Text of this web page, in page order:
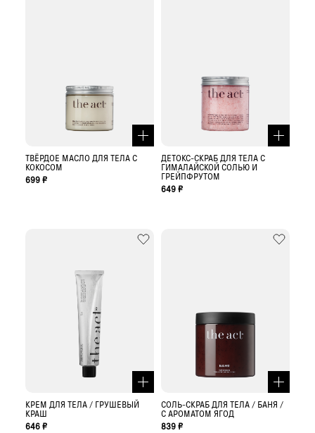
ТВЁРДОЕ МАСЛО ДЛЯ ТЕЛА С
КОКОСОМ
699 ₽
ДЕТОКС-СКРАБ ДЛЯ ТЕЛА С
ГИМАЛАЙСКОЙ СОЛЬЮ И
ГРЕЙПФРУТОМ
649 ₽
КРЕМ ДЛЯ ТЕЛА / ГРУШЕВЫЙ
КРАШ
646 ₽
СОЛЬ-СКРАБ ДЛЯ ТЕЛА / БАНЯ /
С АРОМАТОМ ЯГОД
839 ₽